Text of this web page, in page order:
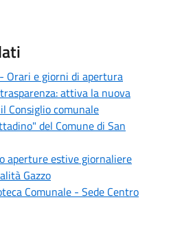
Orari e giorni di apertura
attiva la nuova
Consiglio comunale
del Comune di San
aperture estive giornaliere
Gazzo
Comunale - Sede Centro